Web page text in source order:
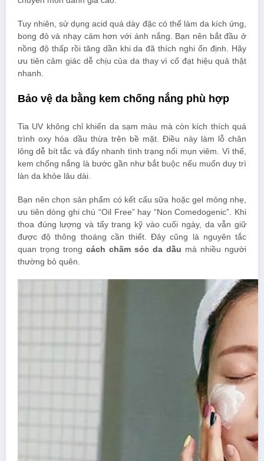
Tuy nhiên, sử dụng acid quá dày đặc có thể làm da kích ứng,
bong đỏ và nhạy cảm hơn với ánh nắng. Bạn nên bắt đầu ở
nồng độ thấp rồi tăng dần khi da đã thích nghi ổn định. Hãy
ưu tiên cảm giác dễ chịu của da thay vì cố đạt hiệu quả thật
nhanh.
Bảo vệ da bằng kem chống nắng phù hợp
Tia UV không chỉ khiến da sạm màu mà còn kích thích quá
trình oxy hóa dầu thừa trên bề mặt. Điều này làm lỗ chân
lông dễ bít tắc và đẩy nhanh tình trạng nổi mụn viêm. Vì thế,
kem chống nắng là bước gần như bắt buộc nếu muốn duy trì
làn da khỏe lâu dài.
Bạn nên chọn sản phẩm có kết cấu sữa hoặc gel mỏng nhẹ,
ưu tiên dòng ghi chú “Oil Free” hay “Non Comedogenic”. Khi
thoa đúng lượng và tẩy trang kỹ vào cuối ngày, da vẫn giữ
được độ thông thoáng cần thiết. Đây cũng là nguyên tắc
quan trọng trong cách chăm sóc da dầu mà nhiều người
thường bỏ quên.